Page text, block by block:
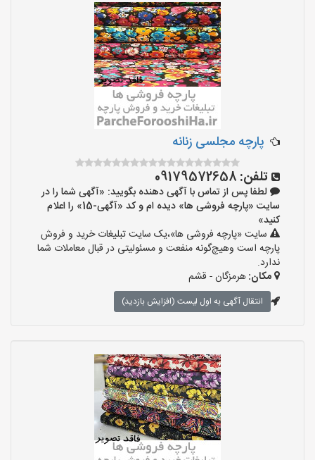
پارچه مجلسی زنانه
تلفن: 09179572658
لطفا پس از تماس با آگهی دهنده بگویید: «آگهی شما را در
سایت «پارچه فروشی ها» دیده ام و کد «آگهی-15» را اعلام
کنید»
سایت «پارچه فروشی ها»،یک سایت تبلیغات خرید و فروش
پارچه است وهیچ‌گونه منفعت و مسئولیتی در قبال معاملات شما
ندارد.
مکان:هرمزگان - قشم
انتقال آگهی به اول لیست (افزایش بازدید)